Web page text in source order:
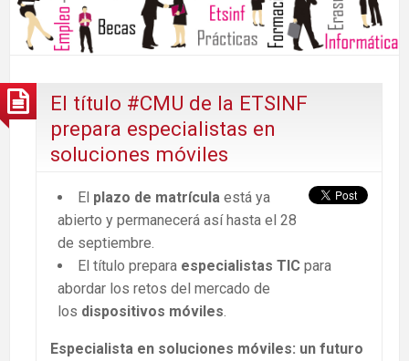
El título #CMU de la ETSINF
prepara especialistas en
soluciones móviles
El plazo de matrícula está ya
abierto y permanecerá así hasta el 28
de septiembre.
El título prepara especialistas TIC para
abordar los retos del mercado de
los dispositivos móviles
Especialista en soluciones móviles: un futuro